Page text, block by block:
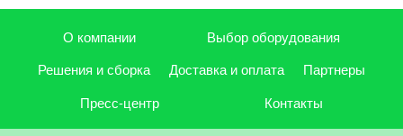
О компании
Выбор оборудования
Решения и сборка
Доставка и оплата
Партнеры
Пресс-центр
Контакты